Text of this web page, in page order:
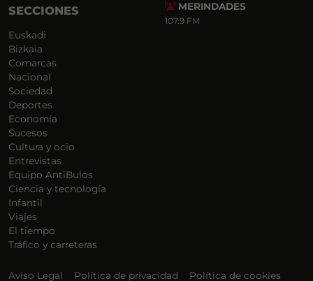
SECCIONES
Euskadi
Bizkaia
Comarcas
Nacional
Sociedad
Deportes
Economía
Sucesos
Cultura y ocio
Entrevistas
Equipo AntiBulos
Ciencia y tecnología
Infantil
Viajes
El tiempo
Tráfico y carreteras
MERINDADES
107.9 FM
Aviso Legal Política de privacidad Política de cookies